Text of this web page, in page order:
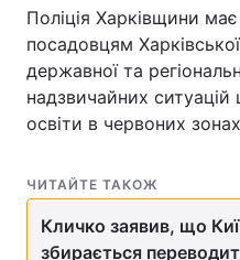
Поліція Харківщини
посадовцям
державної та
надзвичайних
освіти в червоних
ЧИТАЙТЕ ТАКОЖ
Кличко заявив, що
збирається